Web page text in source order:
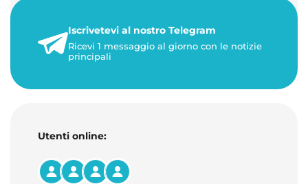
1 minuto di letturaIscrivetevi al nostro Telegram
Ricevi 1 messaggio al giorno con le notizie
principali
Utenti online: